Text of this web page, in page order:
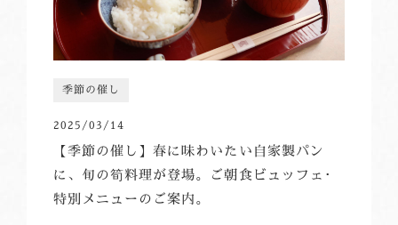
季節の催し
2025/03/14
【季節の催し】春に味わいたい自家製パン
に、旬の筍料理が登場。ご朝食ビュッフェ･
特別メニューのご案内。